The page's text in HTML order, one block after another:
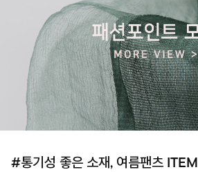
#통기성 좋은 소재, 여름팬츠 ITEM